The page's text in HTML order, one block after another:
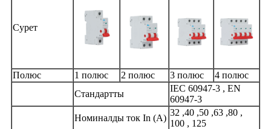
Сурет
Полюс 1 полюс 2 полюс 3 полюс
4 полюс
Стандартты
IEC 60947-3 , EN
60947-3
Номиналды ток In (A)
32 ,40 ,50 ,63 ,80 ,
100 , 125